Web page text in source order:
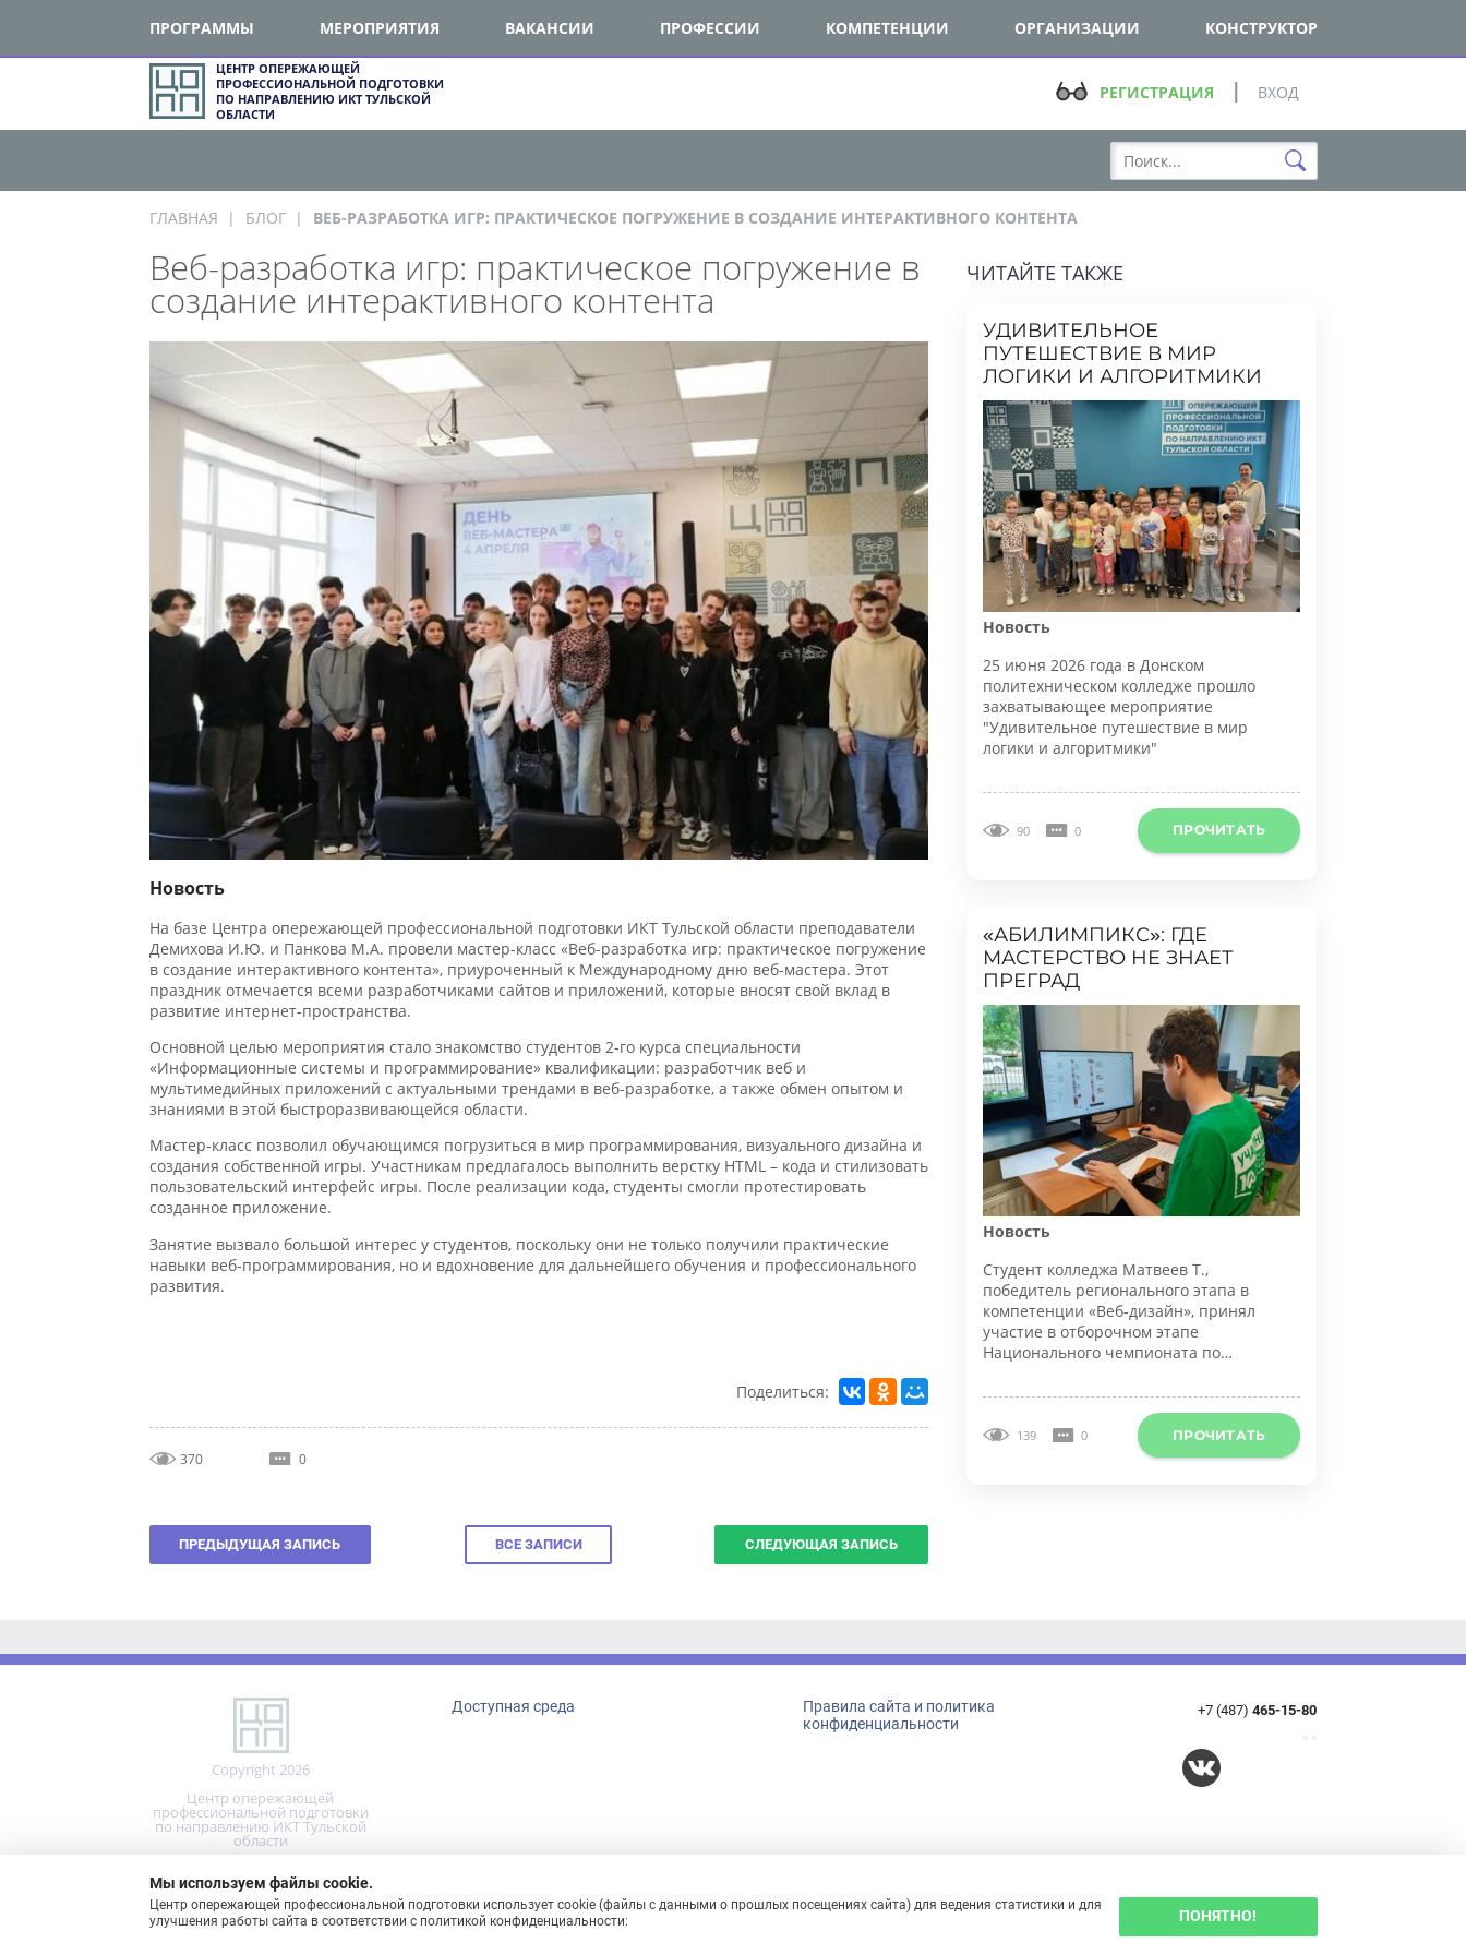
ПРОГРАММЫ МЕРОПРИЯТИЯ ВАКАНСИИ ПРОФЕССИИ КОМПЕТЕНЦИИ ОРГАНИЗАЦИИ КОНСТРУКТОР
ЦЕНТР ОПЕРЕЖАЮЩЕЙ
ПРОФЕССИОНАЛЬНОЙ ПОДГОТОВКИ
ПО НАПРАВЛЕНИЮ ИКТ ТУЛЬСКОЙ
ОБЛАСТИ
РЕГИСТРАЦИЯ ВХОД
ГЛАВНАЯ БЛОГ ВЕБ-РАЗРАБОТКА ИГР: ПРАКТИЧЕСКОЕ ПОГРУЖЕНИЕ В СОЗДАНИЕ ИНТЕРАКТИВНОГО КОНТЕНТА
Веб-разработка игр: практическое погружение в
создание интерактивного контента
Демихова И.Ю. и Панкова М.А. провели мастер-класс «Веб-разработка игр: практическое погружение
в создание интерактивного контента», приуроченный к Международному дню веб-мастера. Этот
праздник отмечается всеми разработчиками сайтов и приложений, которые вносят свой вклад в
развитие интернет-пространства.
Основной целью мероприятия стало знакомство студентов 2-го курса специальности
«Информационные системы и программирование» квалификации: разработчик веб и
мультимедийных приложений с актуальными трендами в веб-разработке, а также обмен опытом и
знаниями в этой быстроразвивающейся области.
Мастер-класс позволил обучающимся погрузиться в мир программирования, визуального дизайна и
создания собственной игры. Участникам предлагалось выполнить верстку HTML – кода и стилизовать
пользовательский интерфейс игры. После реализации кода, студенты смогли протестировать
созданное приложение.
Занятие вызвало большой интерес у студентов, поскольку они не только получили практические
навыки веб-программирования, но и вдохновение для дальнейшего обучения и профессионального
развития.
370 0
ЧИТАЙТЕ ТАКЖЕ
УДИВИТЕЛЬНОЕ
ПУТЕШЕСТВИЕ В МИР
ЛОГИКИ И АЛГОРИТМИКИ
Новость
политехническом колледже прошло
захватывающее мероприятие
"Удивительное путешествие в мир
логики и алгоритмики"
ПРОЧИТАТЬ
МАСТЕРСТВО НЕ ЗНАЕТ
ПРЕГРАД
Новость
победитель регионального этапа в
компетенции «Веб-дизайн», принял
участие в отборочном этапе
Национального чемпионата по
профессиональному мастерству среди
инвалидов и людей с ограниченными
Copyright 2026
Центр опережающей
профессиональной подготовки
по направлению ИКТ Тульской
области
Реализовано на технологиях
Мы используем файлы cookie.
улучшения работы сайта в соответствии с политикой конфиденциальности: